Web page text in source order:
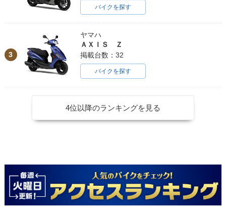
バイクを探す
3
ヤマハ
ＡＸＩＳ Ｚ
掲載台数：32
バイクを探す
4位以降のランキングを見る